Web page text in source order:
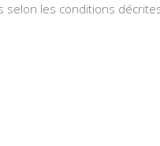
les conditions